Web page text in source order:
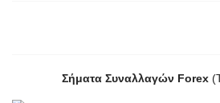
Σήματα Συναλλαγών Forex